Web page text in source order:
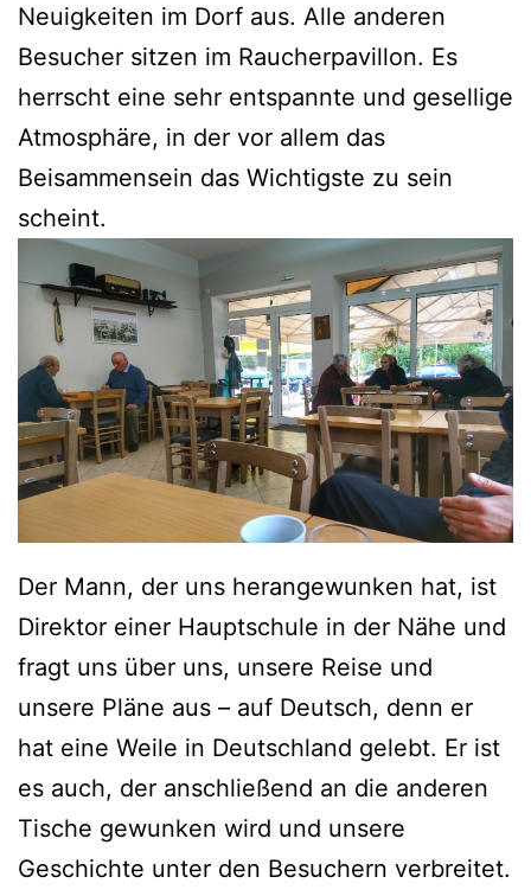
Neuigkeiten im Dorf aus. Alle anderen
Besucher sitzen im Raucherpavillon. Es
herrscht eine sehr entspannte und gesellige
Atmosphäre, in der vor allem das
Beisammensein das Wichtigste zu sein
scheint.
Der Mann, der uns herangewunken hat, ist
Direktor einer Hauptschule in der Nähe und
fragt uns über uns, unsere Reise und
unsere Pläne aus – auf Deutsch, denn er
hat eine Weile in Deutschland gelebt. Er ist
es auch, der anschließend an die anderen
Tische gewunken wird und unsere
Geschichte unter den Besuchern verbreitet.